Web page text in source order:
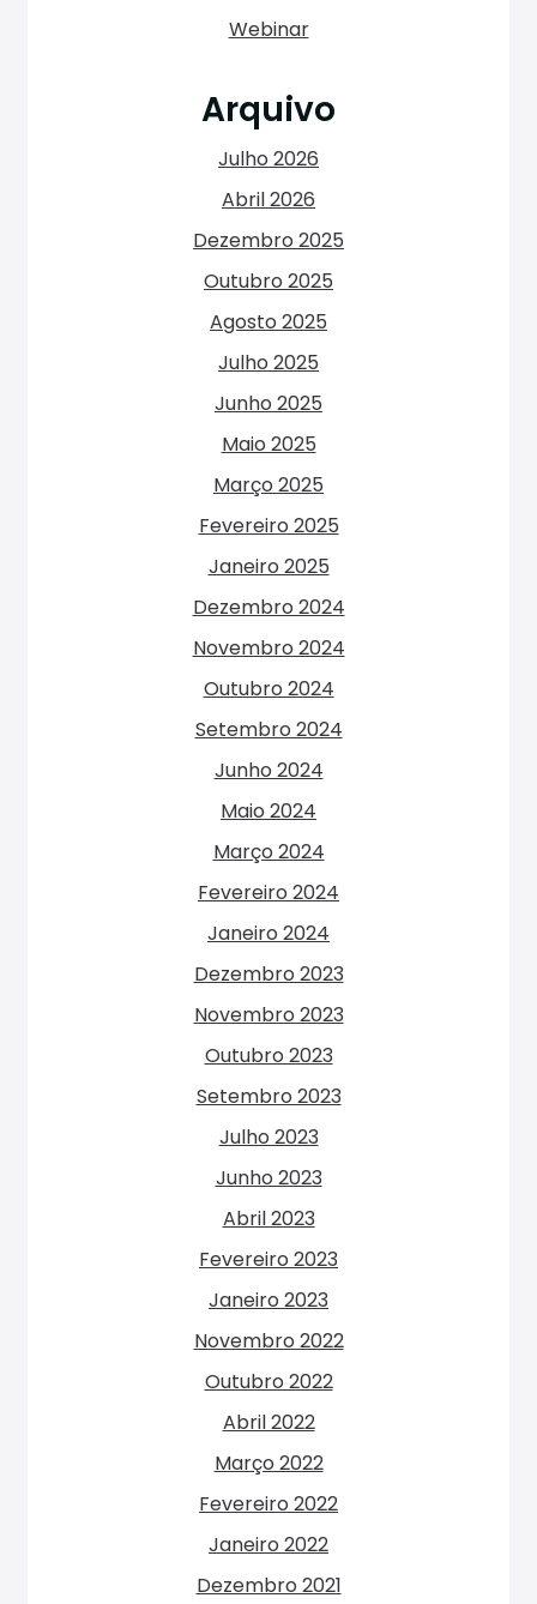
Webinar
Arquivo
Julho 2026
Abril 2026
Dezembro 2025
Outubro 2025
Agosto 2025
Julho 2025
Junho 2025
Maio 2025
Março 2025
Fevereiro 2025
Janeiro 2025
Dezembro 2024
Novembro 2024
Outubro 2024
Setembro 2024
Junho 2024
Maio 2024
Março 2024
Fevereiro 2024
Janeiro 2024
Dezembro 2023
Novembro 2023
Outubro 2023
Setembro 2023
Julho 2023
Junho 2023
Abril 2023
Fevereiro 2023
Janeiro 2023
Novembro 2022
Outubro 2022
Abril 2022
Março 2022
Fevereiro 2022
Janeiro 2022
Dezembro 2021